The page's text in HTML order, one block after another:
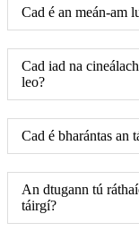
Cad é an meán-am
Cad iad na
leo?
Cad é bharántas an
An dtugann tú
táirgí?